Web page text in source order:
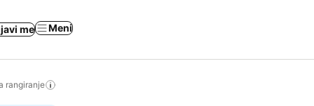
me Meni
rangiranje